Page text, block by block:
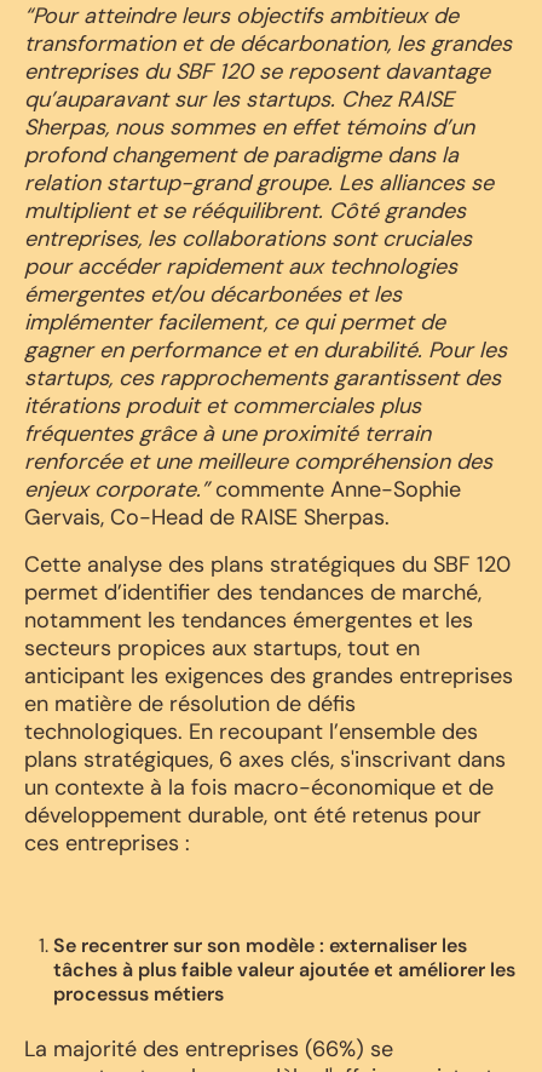
“Pour atteindre leurs objectifs ambitieux de
transformation et de décarbonation, les grandes
entreprises du SBF 120 se reposent davantage
qu’auparavant sur les startups. Chez RAISE
Sherpas, nous sommes en effet témoins d’un
profond changement de paradigme dans la
relation startup-grand groupe. Les alliances se
multiplient et se rééquilibrent. Côté grandes
entreprises, les collaborations sont cruciales
pour accéder rapidement aux technologies
émergentes et/ou décarbonées et les
implémenter facilement, ce qui permet de
gagner en performance et en durabilité. Pour les
startups, ces rapprochements garantissent des
itérations produit et commerciales plus
fréquentes grâce à une proximité terrain
renforcée et une meilleure compréhension des
enjeux corporate.”commente Anne-Sophie
Gervais, Co-Head de RAISE Sherpas.
Cette analyse des plans stratégiques du SBF 120
permet d’identifier des tendances de marché,
notamment les tendances émergentes et les
secteurs propices aux startups, tout en
anticipant les exigences des grandes entreprises
en matière de résolution de défis
technologiques. En recoupant l’ensemble des
plans stratégiques, 6 axes clés, s'inscrivant dans
un contexte à la fois macro-économique et de
développement durable, ont été retenus pour
ces entreprises :
Se recentrer sur son modèle : externaliser les
tâches à plus faible valeur ajoutée et améliorer les
processus métiers
La majorité des entreprises (66%) se